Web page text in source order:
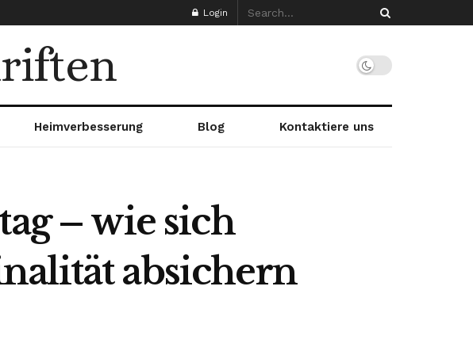
Login
Heimverbesserung Blog Kontaktiere uns
– wie sich
absichern